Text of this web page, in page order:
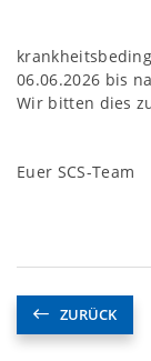
06.06.2026 bis
Wir bitten dies
Euer SCS-Team
ZURÜCK